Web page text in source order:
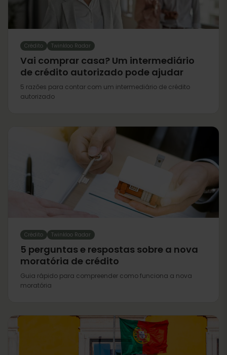
Crédito Twinkloo Radar
Vai comprar casa? Um intermediário
de crédito autorizado pode ajudar
5 razões para contar com um intermediário de crédito
autorizado
Crédito Twinkloo Radar
5 perguntas e respostas sobre a nova
moratória de crédito
Guia rápido para compreender como funciona a nova
moratória